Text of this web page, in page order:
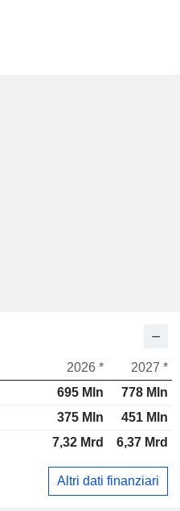
2026 *
2027 *
695 Mln
778 Mln
375 Mln
451 Mln
7,32 Mrd 6,37 Mrd
Altri dati finanziari